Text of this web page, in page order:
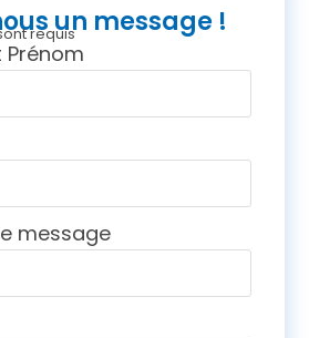
un message !
requis
message